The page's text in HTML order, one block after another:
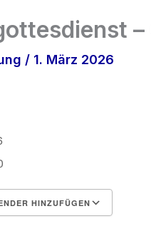
/ 1. März 2026
HINZUFÜGEN